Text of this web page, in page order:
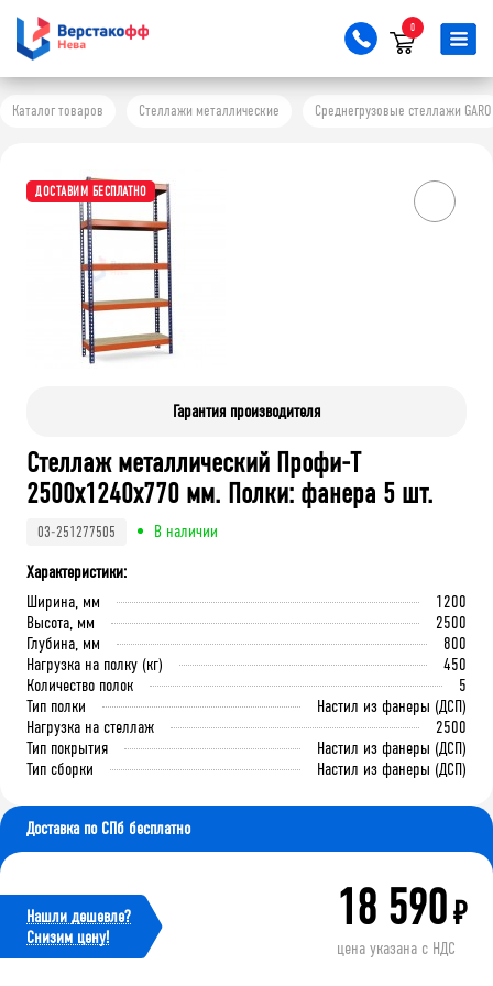
0
Каталог товаров Стеллажи металлические Среднегрузовые стеллажи GARO
ДОСТАВИМ БЕСПЛАТНО
Гарантия производителя
Стеллаж металлический Профи-Т
2500x1240x770 мм. Полки: фанера 5 шт.
03-251277505
В наличии
Характеристики:
Ширина, мм
1200
Высота, мм
2500
Глубина, мм
800
Нагрузка на полку (кг)
450
Количество полок
5
Тип полки
Настил из фанеры (ДСП)
Нагрузка на стеллаж
2500
Тип покрытия
Настил из фанеры (ДСП)
Тип сборки
Настил из фанеры (ДСП)
Доставка по СПб бесплатно
Нашли дешевле?
Cнизим цену!
18 590₽
цена указана с НДС